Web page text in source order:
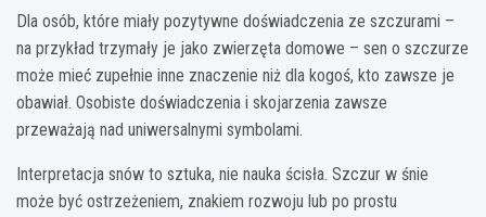
Dla osób, które miały pozytywne doświadczenia ze szczurami –
na przykład trzymały je jako zwierzęta domowe – sen o szczurze
może mieć zupełnie inne znaczenie niż dla kogoś, kto zawsze je
obawiał. Osobiste doświadczenia i skojarzenia zawsze
przeważają nad uniwersalnymi symbolami.
Interpretacja snów to sztuka, nie nauka ścisła. Szczur w śnie
może być ostrzeżeniem, znakiem rozwoju lub po prostu